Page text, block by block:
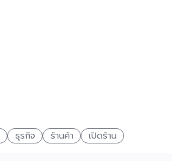
ธุรกิจ ร้านค้า เปิดร้าน